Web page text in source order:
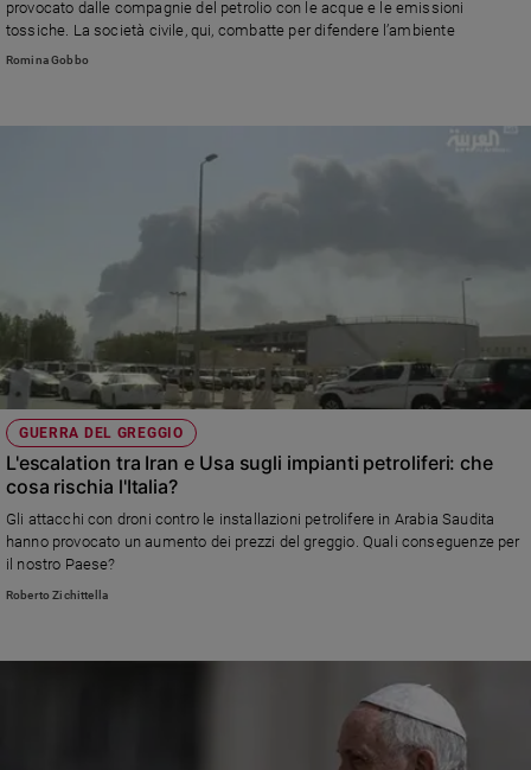
provocato dalle compagnie del petrolio con le acque e le emissioni
tossiche. La società civile, qui, combatte per difendere l’ambiente
Romina Gobbo
GUERRA DEL GREGGIO
L'escalation tra Iran e Usa sugli impianti petroliferi: che
cosa rischia l'Italia?
Gli attacchi con droni contro le installazioni petrolifere in Arabia Saudita
hanno provocato un aumento dei prezzi del greggio. Quali conseguenze per
il nostro Paese?
Roberto Zichittella